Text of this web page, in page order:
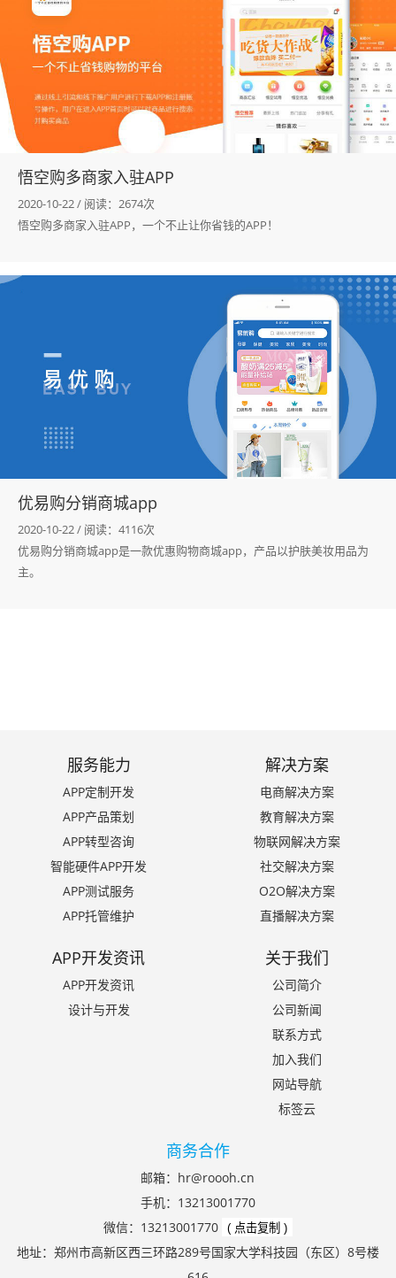
悟空购多商家入驻APP
2020-10-22 / 阅读：2674次
悟空购多商家入驻APP，一个不止让你省钱的APP！
优易购分销商城app
2020-10-22 / 阅读：4116次
优易购分销商城app是一款优惠购物商城app，产品以护肤美妆用品为
主。
服务能力
APP定制开发
APP产品策划
APP转型咨询
智能硬件APP开发
APP测试服务
APP托管维护
解决方案
电商解决方案
教育解决方案
物联网解决方案
社交解决方案
O2O解决方案
直播解决方案
APP开发资讯
APP开发资讯
设计与开发
关于我们
公司简介
公司新闻
联系方式
加入我们
网站导航
标签云
商务合作
邮箱： hr@roooh.cn
手机： 13213001770
微信： 13213001770 ( 点击复制 )
地址：郑州市高新区西三环路289号国家大学科技园（东区）8号楼